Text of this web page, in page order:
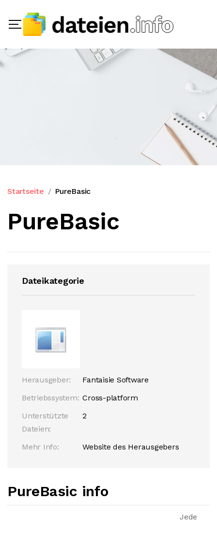
Startseite PureBasic
PureBasic
Dateikategorie
Herausgeber:
Fantaisie Software
Betriebssystem: Cross-platform
Unterstützte
Dateien:
2
Mehr Info: Website des Herausgebers
PureBasic info
Jede